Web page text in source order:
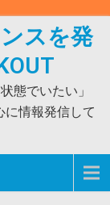
スを発
態でいたい」
に情報発信して